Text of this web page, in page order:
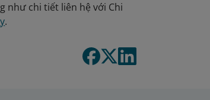
như chi tiết liên hệ với Chi
.